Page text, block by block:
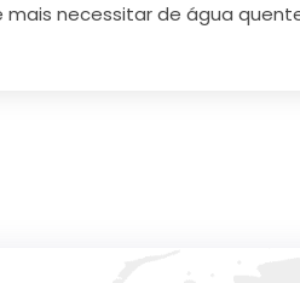
necessitar de água